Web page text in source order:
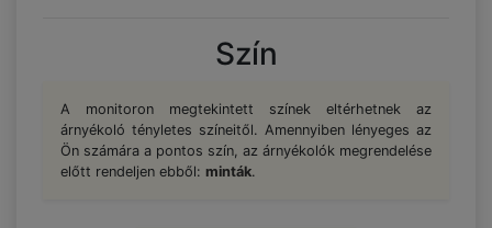
Szín
A monitoron megtekintett színek eltérhetnek az
árnyékoló tényletes színeitől. Amennyiben lényeges az
Ön számára a pontos szín, az árnyékolók megrendelése
előtt rendeljen ebből: minták.